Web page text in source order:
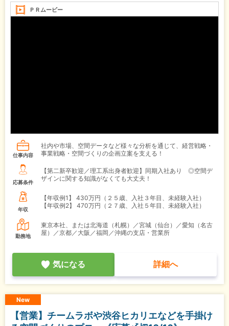
ＰＲムービー
仕事内容
社内や市場、空間データなど様々な分析を通じて、経営戦略・
事業戦略・空間づくりの企画立案を支える！
応募条件
【第二新卒歓迎／理工系出身者歓迎】同期入社あり ◎空間デ
ザインに関する知識がなくても大丈夫！
年収
【年収例1】
430万円（２５歳、入社３年目、未経験入社）
【年収例2】
470万円（２７歳、入社５年目、未経験入社）
勤務地
東京本社、または北海道（札幌）／宮城（仙台）／愛知（名古
屋）／京都／大阪／福岡／沖縄の支店・営業所
気になる 詳細へ
New
【営業】チームラボや渋谷ヒカリエなどを手掛け